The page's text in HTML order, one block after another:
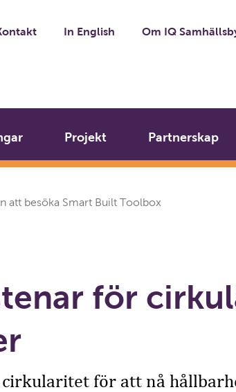
In English Om IQ
Projekt Partnerskap
att besöka Smart Built Toolbox
för
för att nå